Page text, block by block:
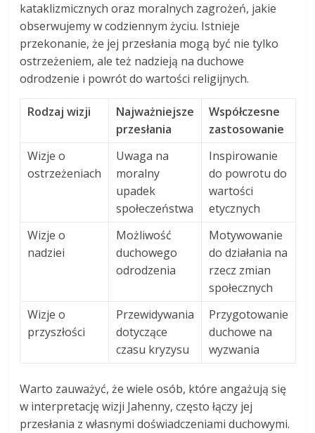
kataklizmicznych oraz moralnych zagrożeń, jakie
obserwujemy w codziennym życiu. Istnieje
przekonanie, że jej przesłania mogą być nie tylko
ostrzeżeniem, ale też nadzieją na duchowe
odrodzenie i powrót do wartości religijnych.
Rodzaj wizji
Najważniejsze
przesłania
Współczesne
zastosowanie
Wizje o
ostrzeżeniach
Uwaga na
moralny
upadek
społeczeństwa
Inspirowanie
do powrotu do
wartości
etycznych
Wizje o
nadziei
Możliwość
duchowego
odrodzenia
Motywowanie
do działania na
rzecz zmian
społecznych
Wizje o
przyszłości
Przewidywania
dotyczące
czasu kryzysu
Przygotowanie
duchowe na
wyzwania
Warto zauważyć, że wiele osób, które angażują się
w interpretację wizji Jahenny, często łączy jej
przesłania z własnymi doświadczeniami duchowymi.